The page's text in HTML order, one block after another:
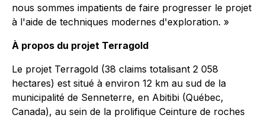
nous sommes impatients de faire progresser le projet
à l'aide de techniques modernes d'exploration. »
À propos du projet Terragold
Le projet Terragold (38 claims totalisant 2 058
hectares) est situé à environ 12 km au sud de la
municipalité de Senneterre, en Abitibi (Québec,
Canada), au sein de la prolifique Ceinture de roches